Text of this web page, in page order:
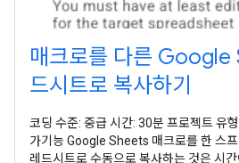
매크로를 다른 Google
드시트로 복사하기
코딩 수준: 중급 시간: 30분 프로젝트 유
가기능 Google Sheets 매크로를 한 스
레드시트로 수동으로 복사하는 것은 시